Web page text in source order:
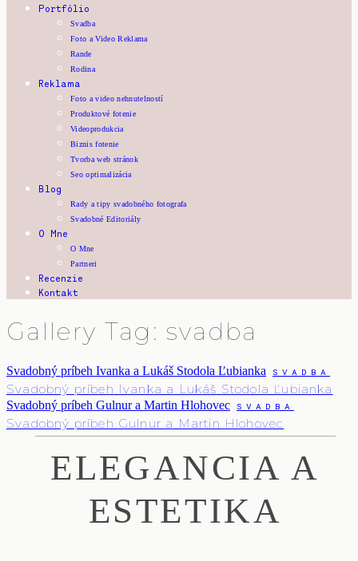
Portfólio
Svadba
Foto a Video Reklama
Rande
Rodina
Reklama
Foto a video nehnutelností
Produktové fotenie
Videoprodukcia
Biznis fotenie
Tvorba web stránok
Seo optimalizácia
Blog
Rady a tipy svadobného fotografa
Svadobné Editoriály
O Mne
O Mne
Partneri
Recenzie
Kontakt
Gallery Tag: svadba
Svadobný príbeh Ivanka a Lukáš Stodola Ľubianka SVADBA
Svadobný príbeh Ivanka a Lukáš Stodola Ľubianka
Svadobný príbeh Gulnur a Martin Hlohovec SVADBA
Svadobný príbeh Gulnur a Martin Hlohovec
ELEGANCIA A
ESTETIKA